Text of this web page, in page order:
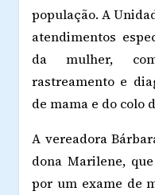
população. A
atendimentos
da mulher,
rastreamento e
de mama e do colo
A vereadora
dona Marilene,
por um exame de